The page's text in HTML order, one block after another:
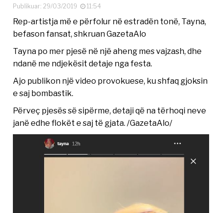
Publikuar: 29/03/2019
11:54
Rep-artistja më e përfolur në estradën tonë, Tayna,
befason fansat, shkruan GazetaAlo
Tayna po mer pjesë në një aheng mes vajzash, dhe
ndanë me ndjekësit detaje nga festa.
Ajo publikon një video provokuese, ku shfaq gjoksin
e saj bombastik.
Përveç pjesës së sipërme, detaji që na tërhoqi neve
janë edhe flokët e saj të gjata. /GazetaAlo/